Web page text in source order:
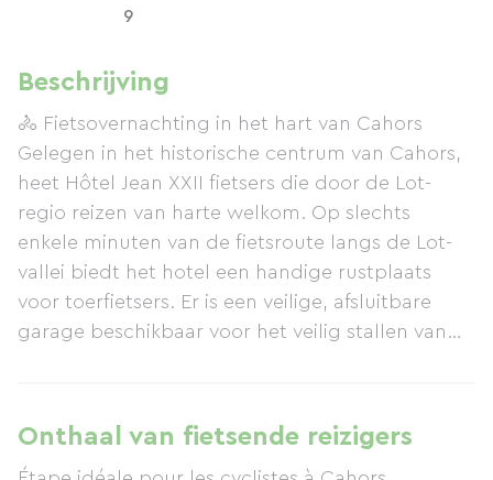
9
Beschrijving
🚴 Fietsovernachting in het hart van Cahors
Gelegen in het historische centrum van Cahors,
heet Hôtel Jean XXII fietsers die door de Lot-
regio reizen van harte welkom. Op slechts
enkele minuten van de fietsroute langs de Lot-
vallei biedt het hotel een handige rustplaats
voor toerfietsers. Er is een veilige, afsluitbare
garage beschikbaar voor het veilig stallen van
Postale en Transport Claudine zijn bekend met
het hotel. Na uw fietstocht kunt u genieten van
Onthaal van fietsende reizigers